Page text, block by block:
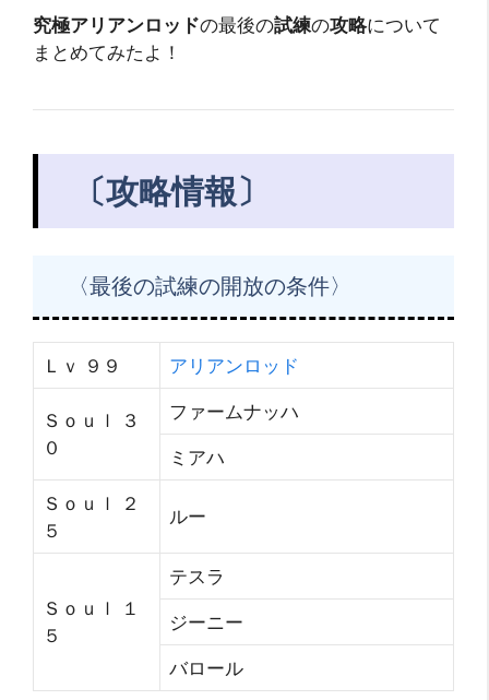
究極アリアンロッドの最後の試練の攻略について
まとめてみたよ！
〔攻略情報〕
〈最後の試練の開放の条件〉
Ｌｖ ９９ アリアンロッド
Ｓｏｕｌ ３
０
ファームナッハ
ミアハ
Ｓｏｕｌ ２
５
ルー
Ｓｏｕｌ １
５
テスラ
ジーニー
バロール